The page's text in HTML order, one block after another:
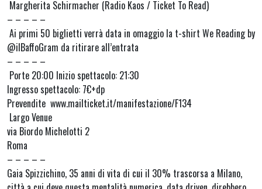
Margherita Schirmacher (Radio Kaos / Ticket To Read)
– – – – –
Ai primi 50 biglietti verrà data in omaggio la t-shirt We Reading by
@ilBaffoGram da ritirare all’entrata
– – – – –
Porte 20:00 Inizio spettacolo: 21:30
Ingresso spettacolo: 7€+dp
Prevendite www.mailticket.it/manifestazione/F134
Largo Venue
via Biordo Michelotti 2
Roma
– – – – –
Gaia Spizzichino, 35 anni di vita di cui il 30% trascorsa a Milano,